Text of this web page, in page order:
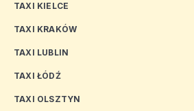
TAXI KIELCE
TAXI KRAKÓW
TAXI LUBLIN
TAXI ŁÓDŹ
TAXI OLSZTYN